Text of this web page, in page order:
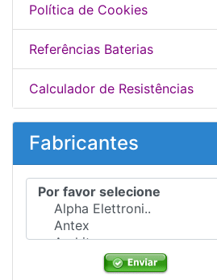
Política de Cookies
Referências Baterias
Calculador de Resistências
Fabricantes
Por favor selecione ...